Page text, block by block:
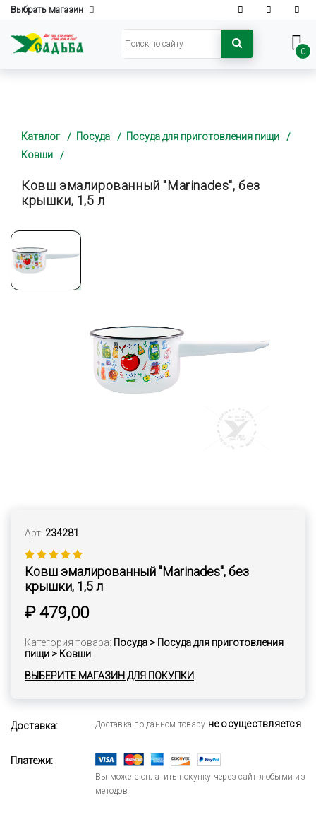
Выбрать магазин
0
Каталог Посуда
Посуда для приготовления пищи
Ковши
Ковш эмалированный "Marinades", без
крышки, 1,5 л
Арт. 234281
Ковш эмалированный "Marinades", без
крышки, 1,5 л
₽ 479,00
Категория товара: Посуда > Посуда для приготовления
пищи > Ковши
ВЫБЕРИТЕ МАГАЗИН ДЛЯ ПОКУПКИ
Доставка: Доставка по данном товару не осуществляется
Платежи:
Вы можете оплатить покупку через сайт любыми из
методов